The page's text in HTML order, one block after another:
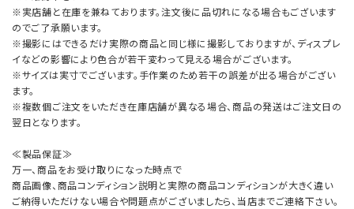
※実店舗と在庫を兼ねております。注文後に品切れになる場合もございます
のでご了承願います。
※撮影にはできるだけ実際の商品と同じ様に撮影しておりますが、ディスプレ
イなどの影響により色合が若干変わって見える場合がございます。
※サイズは実寸でございます。手作業のため若干の誤差が出る場合がござい
ます。
※複数個ご注文をいただき在庫店舗が異なる場合、商品の発送はご注文日の
翌日となります。
≪製品保証≫
万一、商品をお受け取りになった時点で
商品画像、商品コンディション説明と実際の商品コンディションが大きく違い
ご納得いただけない場合や問題点がございましたら、当店までご連絡下さい。